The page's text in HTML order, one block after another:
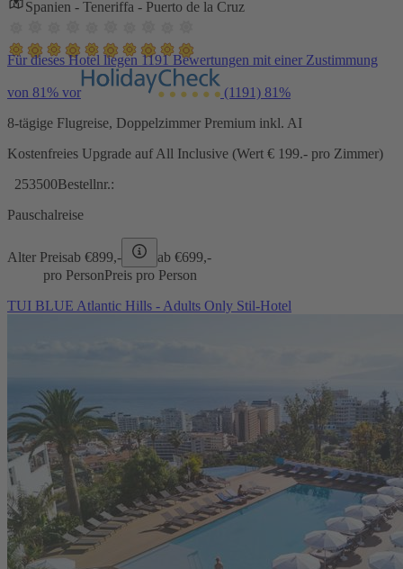
Spanien - Teneriffa - Puerto de la Cruz
Für dieses Hotel liegen 1191 Bewertungen mit einer Zustimmung
von 81% vor (1191) 81%
8-tägige Flugreise, Doppelzimmer Premium inkl. AI
Kostenfreies Upgrade auf All Inclusive (Wert € 199.- pro Zimmer)
253500Bestellnr.:
Pauschalreise
Alter Preisab €899,- ab €699,-
pro PersonPreis pro Person
TUI BLUE Atlantic Hills - Adults Only Stil-Hotel